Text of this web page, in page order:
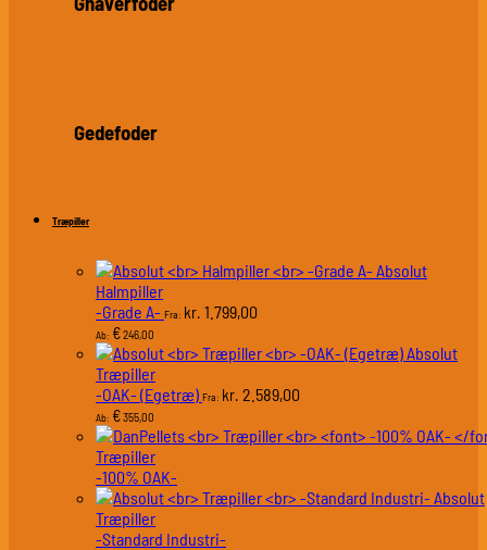
Gedefoder
Træpiller
Absolut
Halmpiller
-Grade A- Fra: kr. 1.799,00
Ab: €246,00
Absolut
Træpiller
-OAK- (Egetræ) Fra: kr. 2.589,00
Ab: €355,00
Træpiller
-100% OAK-
Absolut
Træpiller
-Standard Industri-